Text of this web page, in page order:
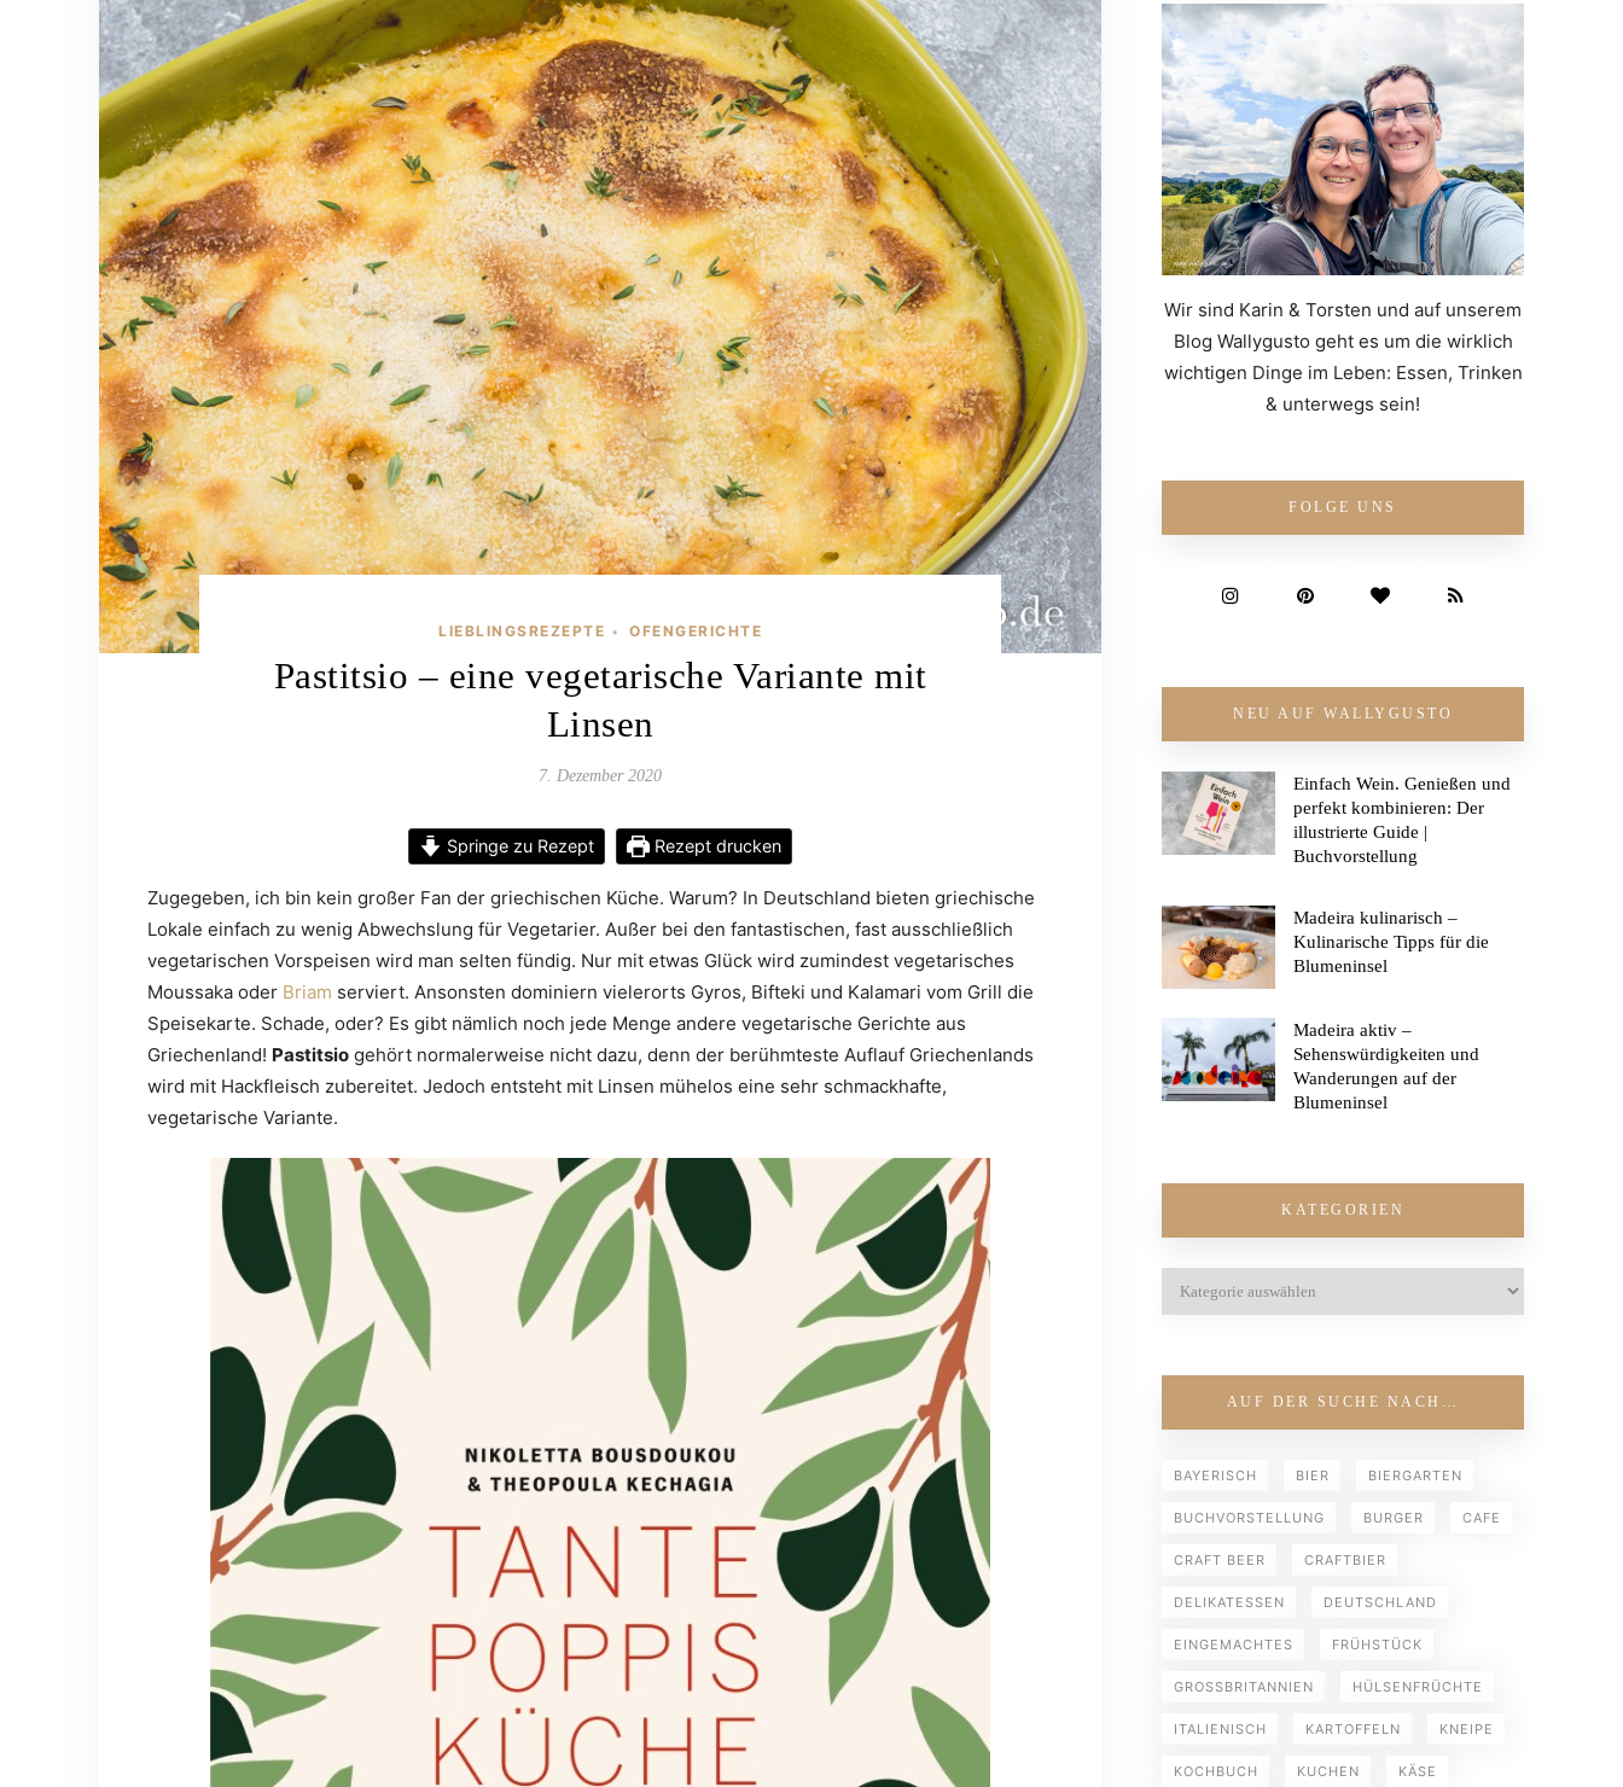
LIEBLINGSREZEPTE • OFENGERICHTE
Pastitsio – eine vegetarische Variante mit
Linsen
7. Dezember 2020
Springe zu Rezept Rezept drucken
Zugegeben, ich bin kein großer Fan der griechischen Küche. Warum? In Deutschland bieten griechische
Lokale einfach zu wenig Abwechslung für Vegetarier. Außer bei den fantastischen, fast ausschließlich
vegetarischen Vorspeisen wird man selten fündig. Nur mit etwas Glück wird zumindest vegetarisches
Moussaka oder Briam serviert. Ansonsten dominiern vielerorts Gyros, Bifteki und Kalamari vom Grill die
Speisekarte. Schade, oder? Es gibt nämlich noch jede Menge andere vegetarische Gerichte aus
Griechenland! Pastitsio gehört normalerweise nicht dazu, denn der berühmteste Auflauf Griechenlands
wird mit Hackfleisch zubereitet. Jedoch entsteht mit Linsen mühelos eine sehr schmackhafte,
vegetarische Variante.
Wir sind Karin & Torsten und auf unserem
Blog Wallygusto geht es um die wirklich
wichtigen Dinge im Leben: Essen, Trinken
& unterwegs sein!
FOLGE UNS
NEU AUF WALLYGUSTO
Einfach Wein. Genießen und
perfekt kombinieren: Der
illustrierte Guide |
Buchvorstellung
Madeira kulinarisch –
Kulinarische Tipps für die
Blumeninsel
Madeira aktiv –
Sehenswürdigkeiten und
Wanderungen auf der
Blumeninsel
KATEGORIEN
AUF DER SUCHE NACH…
BAYERISCH BIER BIERGARTEN
BUCHVORSTELLUNG BURGER CAFE
CRAFT BEER CRAFTBIER
DELIKATESSEN DEUTSCHLAND
EINGEMACHTES FRÜHSTÜCK
GROSSBRITANNIEN HÜLSENFRÜCHTE
ITALIENISCH KARTOFFELN KNEIPE
KOCHBUCH KUCHEN KÄSE